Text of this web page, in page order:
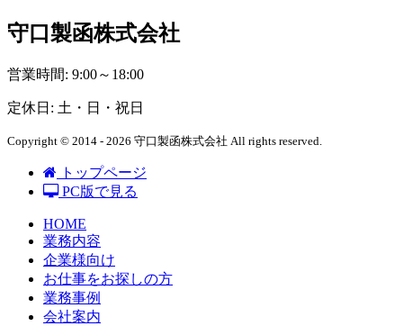
守口製函株式会社
営業時間: 9:00～18:00
定休日: 土・日・祝日
Copyright © 2014 - 2026 守口製函株式会社 All rights reserved.
トップページ
PC版で見る
HOME
業務内容
企業様向け
お仕事をお探しの方
業務事例
会社案内